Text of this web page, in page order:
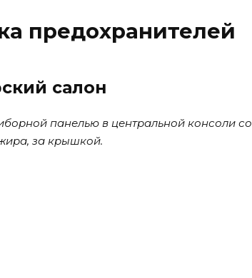
предохранителей
салон
панелью в центральной консоли со
за крышкой.